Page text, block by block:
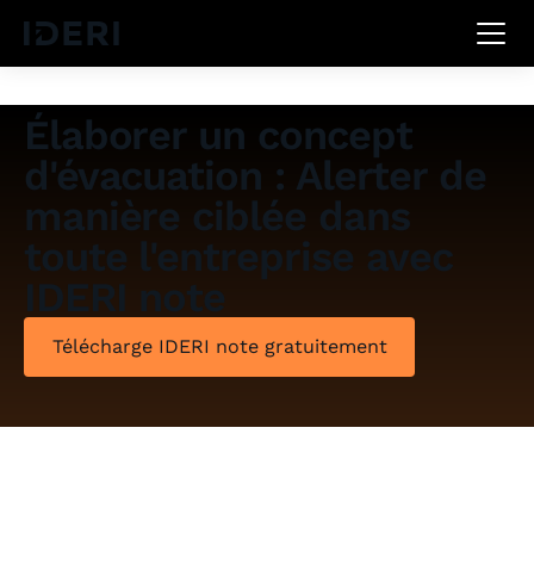
DEEN
Élaborer un concept
d'évacuation : Alerter de
manière ciblée dans
toute l'entreprise avec
IDERI note
Télécharge IDERI note gratuitement